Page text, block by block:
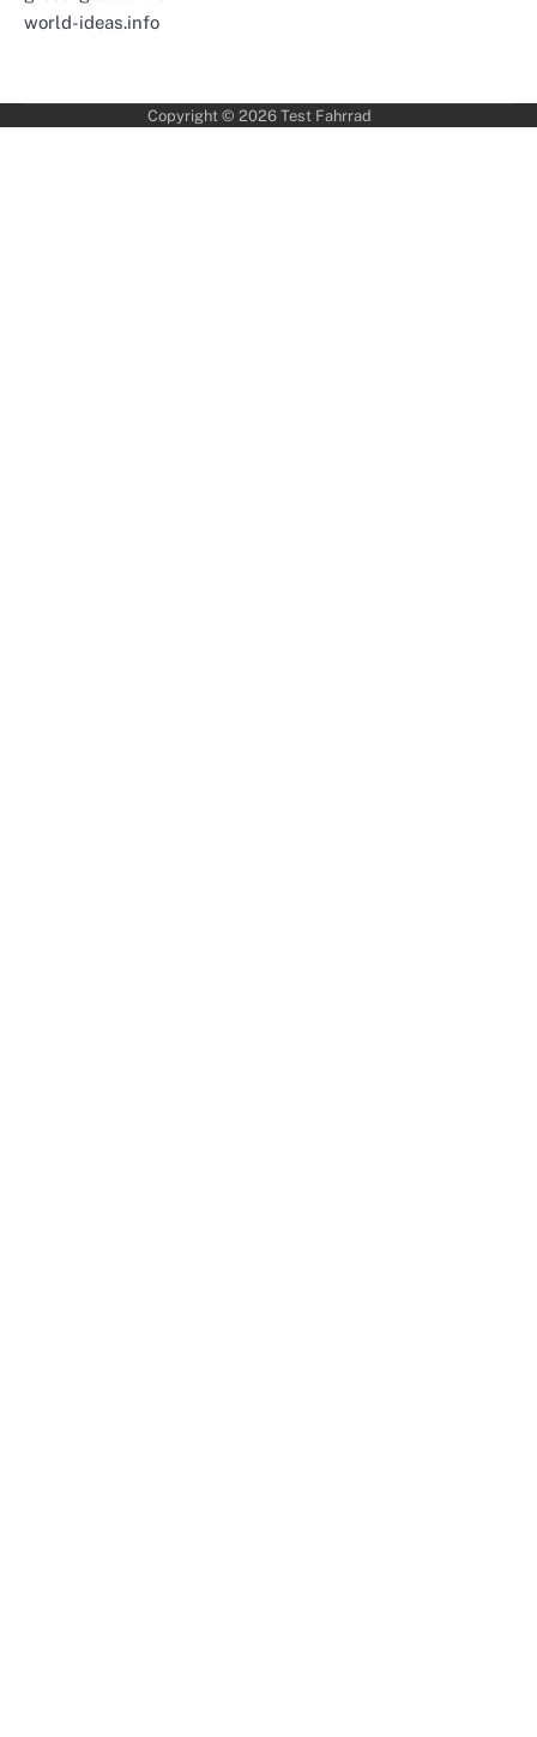
world-ideas.info
Copyright © 2026 Test Fahrrad